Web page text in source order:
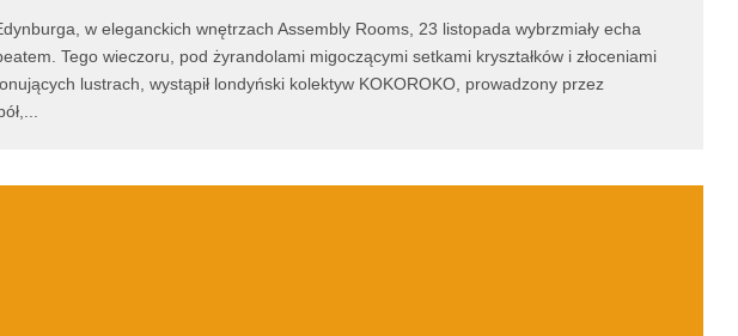
w eleganckich wnętrzach Assembly Rooms, 23 listopada wybrzmiały echa
Tego wieczoru, pod żyrandolami migoczącymi setkami kryształków i złoceniami
lustrach, wystąpił londyński kolektyw KOKOROKO, prowadzony przez